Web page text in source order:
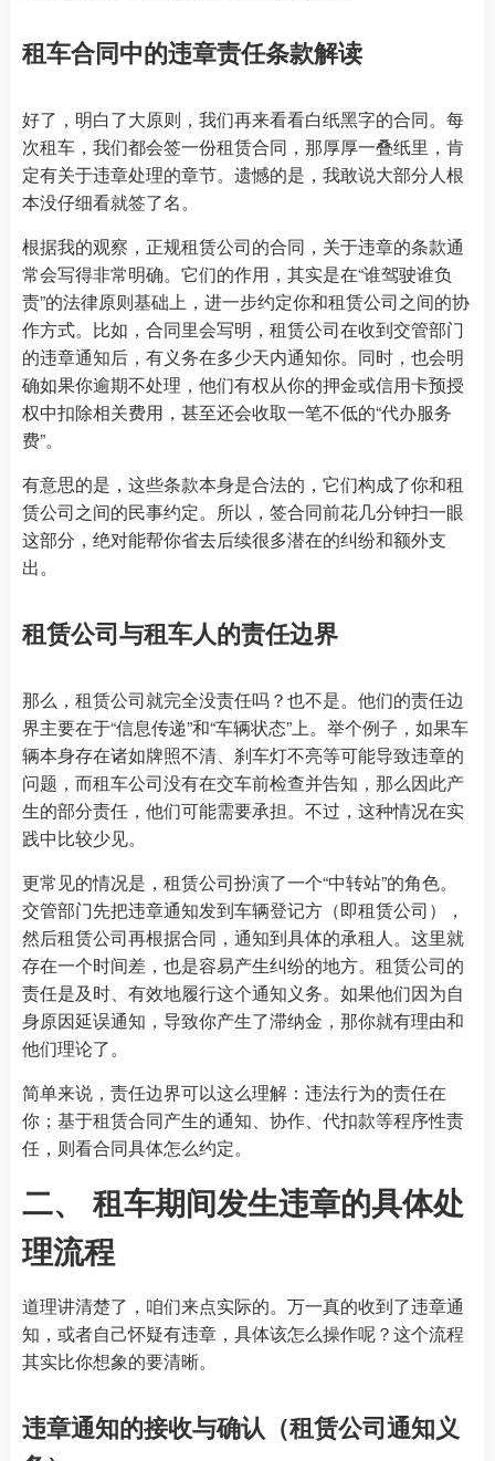
租车合同中的违章责任条款解读
好了，明白了大原则，我们再来看看白纸黑字的合同。每
次租车，我们都会签一份租赁合同，那厚厚一叠纸里，肯
定有关于违章处理的章节。遗憾的是，我敢说大部分人根
本没仔细看就签了名。
根据我的观察，正规租赁公司的合同，关于违章的条款通
常会写得非常明确。它们的作用，其实是在“谁驾驶谁负
责”的法律原则基础上，进一步约定你和租赁公司之间的协
作方式。比如，合同里会写明，租赁公司在收到交管部门
的违章通知后，有义务在多少天内通知你。同时，也会明
确如果你逾期不处理，他们有权从你的押金或信用卡预授
权中扣除相关费用，甚至还会收取一笔不低的“代办服务
费”。
有意思的是，这些条款本身是合法的，它们构成了你和租
赁公司之间的民事约定。所以，签合同前花几分钟扫一眼
这部分，绝对能帮你省去后续很多潜在的纠纷和额外支
出。
租赁公司与租车人的责任边界
那么，租赁公司就完全没责任吗？也不是。他们的责任边
界主要在于“信息传递”和“车辆状态”上。举个例子，如果车
辆本身存在诸如牌照不清、刹车灯不亮等可能导致违章的
问题，而租车公司没有在交车前检查并告知，那么因此产
生的部分责任，他们可能需要承担。不过，这种情况在实
践中比较少见。
更常见的情况是，租赁公司扮演了一个“中转站”的角色。
交管部门先把违章通知发到车辆登记方（即租赁公司），
然后租赁公司再根据合同，通知到具体的承租人。这里就
存在一个时间差，也是容易产生纠纷的地方。租赁公司的
责任是及时、有效地履行这个通知义务。如果他们因为自
身原因延误通知，导致你产生了滞纳金，那你就有理由和
他们理论了。
简单来说，责任边界可以这么理解：违法行为的责任在
你；基于租赁合同产生的通知、协作、代扣款等程序性责
任，则看合同具体怎么约定。
二、 租车期间发生违章的具体处
理流程
道理讲清楚了，咱们来点实际的。万一真的收到了违章通
知，或者自己怀疑有违章，具体该怎么操作呢？这个流程
其实比你想象的要清晰。
违章通知的接收与确认（租赁公司通知义